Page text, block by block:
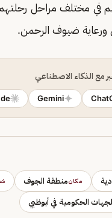
في مختلف مراحل
ورعاية ضيوف الرحمن.
مع الذكاء الاصطناعي
Gemini
مكانمنطقة الجوف
الحكومية في أبوظبي